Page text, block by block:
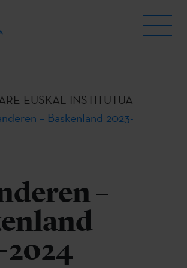
EUSKAL INSTITUTUA
– Baskenland 2023-
–
2024